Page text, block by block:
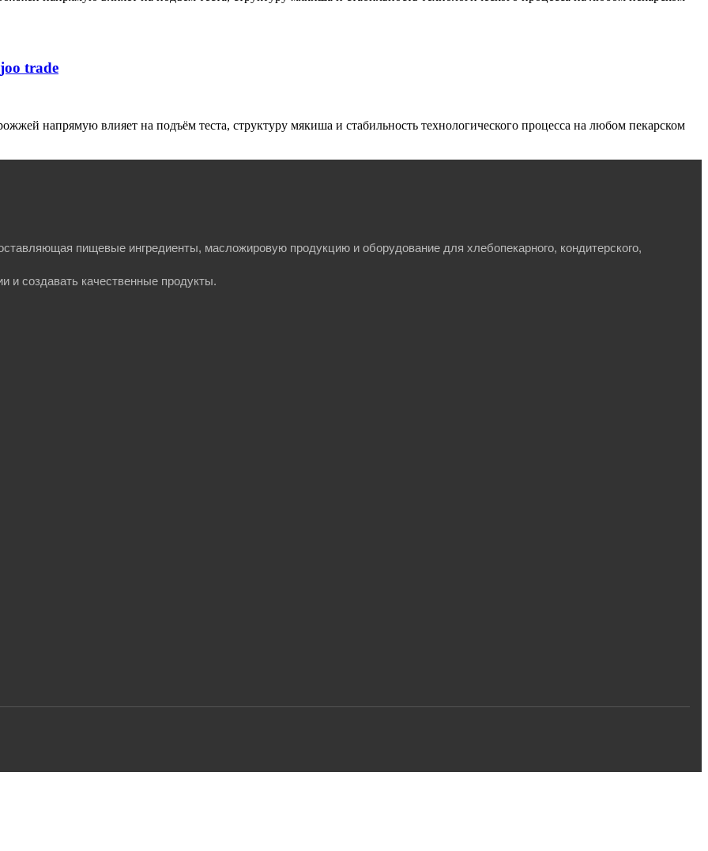
trade
напрямую влияет на подъём теста, структуру мякиша и стабильность технологического процесса на любом пекарском
пищевые ингредиенты, масложировую продукцию и оборудование для хлебопекарного, кондитерского,
и создавать качественные продукты.